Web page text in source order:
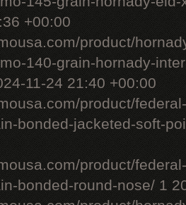
+00:00
product/
140-grain-hornady-
11-24 21:40 +00:00
product/
bonded-jacketed-soft-
product/
bonded-round-nose/ 1